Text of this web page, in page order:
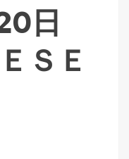
日
ＳＥ